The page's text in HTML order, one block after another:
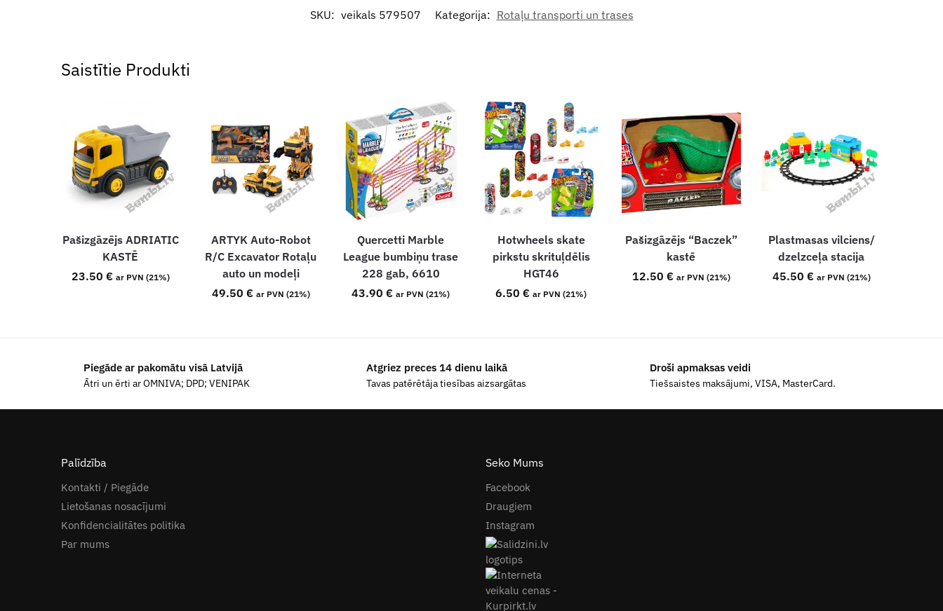
SKU: veikals 579507 Kategorija: Rotaļu transporti un trases
Saistītie Produkti
Pašizgāzējs ADRIATIC
KASTĒ
23.50 € ar PVN (21%)
ARTYK Auto-Robot
R/C Excavator Rotaļu
auto un modeļi
49.50 € ar PVN (21%)
Quercetti Marble
League bumbiņu trase
228 gab, 6610
43.90€ ar PVN (21%)
Hotwheels skate
pirkstu skrituļdēlis
HGT46
6.50€ ar PVN (21%)
Pašizgāzējs “Baczek”
kastē
12.50 € ar PVN (21%)
Plastmasas vilciens/
dzelzceļa stacija
45.50 € ar PVN (21%)
Piegāde ar pakomātu visā Latvijā
Ātri un ērti ar OMNIVA; DPD; VENIPAK
Atgriez preces 14 dienu laikā
Tavas patērētāja tiesības aizsargātas
Droši apmaksas veidi
Tiešsaistes maksājumi, VISA, MasterCard.
Palīdzība
Kontakti / Piegāde
Lietošanas nosacījumi
Konfidencialitātes politika
Par mums
Seko Mums
Facebook
Draugiem
Instagram